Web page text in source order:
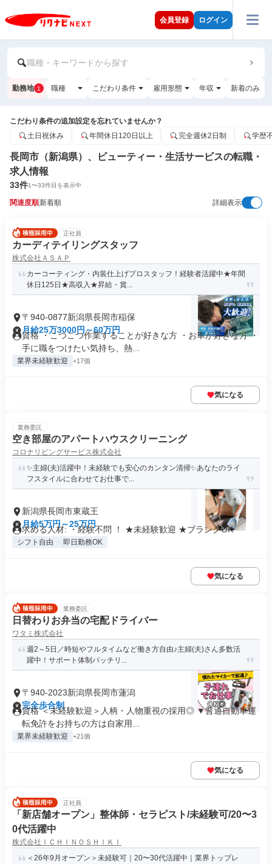
会員登録 ログイン
職種・キーワードから探す
勤務地 1 職種 こだわり条件 雇用形態 年収 新着のみ
こだわり条件の追加設定を忘れていませんか？
土日祝休み
年間休日120日以上 完全週休2日制 学歴
長岡市（新潟県）、ビューティー・生活サービスの転職・
求人情報
33件1〜33件目を表示中
関連度順新着順 詳細表示
正社員
カーディテイリングスタッフ
株式会社ＡＳＡＰ
カーコーティング・内装仕上げプロスタッフ！経験者活躍中★年間
休日125日★高収入★昇給・賞...
〒940-0877新潟県長岡市稲保
月給25万3000円～60万円
資格 ・こつこつ作業することが好きな方 ・お車が好きな方 ・
手に職をつけたい気持ち、熱...
業界未経験歓迎 +17個
気になる
業務委託
空き部屋のアパートハウスクリーニング
コロナリビングサービス株式会社
✨主婦(夫)活躍中！未経験でも安心のカンタン清掃✨あなたのライ
フスタイルに合わせてお仕事で...
新潟県長岡市東蔵王
月給5万円～25万円
求める人材: ・経験不問 ！ ★未経験歓迎 ★ブランクOK
シフト自由 即日勤務OK
気になる
業務委託
日替わりお弁当の宅配ドライバー
ワタミ株式会社
週2～5日／時短やフルタイムなど働き方自由♪主婦(夫)さん多数活
躍中！サポート体制バッチリ...
〒940-2023新潟県長岡市蓮潟
完全歩合制
資格 ＜未経験歓迎＞人柄・人物重視の採用◎ ▼普通自動車運
転免許をお持ちの方は自家用...
業界未経験歓迎 +21個
気になる
正社員
「新店舗オープン」整体師・セラピスト/未経験可/20〜3
0代活躍中
株式会社ＩＣＨＩＮＯＳＨＩＫＩ
＜26年9月オープン＞未経験可｜20〜30代活躍中｜業界トップレ